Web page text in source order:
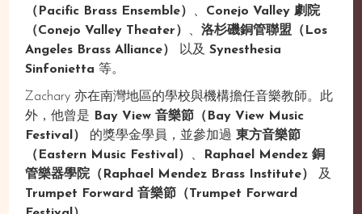
（Pacific Brass Ensemble）
、 Conejo Valley 劇院
（Conejo Valley Theater）
、洛杉磯銅管聯盟（Los
Angeles Brass Alliance）
以及Synesthesia
Sinfonietta 等。
Zachary 亦在南灣地區的學校與機構擔任音樂教師。此
外，他曾是 Bay View 音樂節（Bay View Music
Festival）
的獎學金學員，並參加過東方音樂節
（Eastern Music Festival）
、
Raphael Mendez 銅
管樂器學院（Raphael Mendez Brass Institute）
及
Trumpet Forward 音樂節（Trumpet Forward